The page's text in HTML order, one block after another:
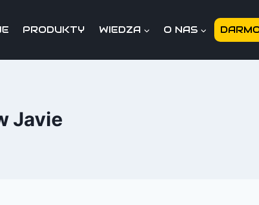
PRODUKTY WIEDZA O NAS
Javie